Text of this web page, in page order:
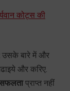
कोट्स की
उसके बारे में और
और करिए.
प्राप्त नहीं